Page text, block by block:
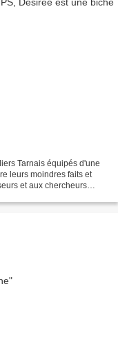
Tarnais équipés d'une
leurs moindres faits et
et aux chercheurs